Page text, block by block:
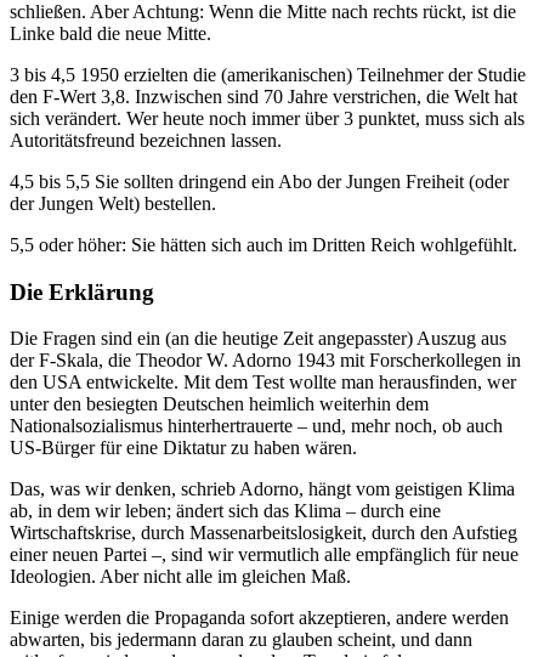
schließen. Aber Achtung: Wenn die Mitte nach rechts rückt, ist die
Linke bald die neue Mitte.
3 bis 4,5 1950 erzielten die (amerikanischen) Teilnehmer der Studie
den F-Wert 3,8. Inzwischen sind 70 Jahre verstrichen, die Welt hat
sich verändert. Wer heute noch immer über 3 punktet, muss sich als
Autoritätsfreund bezeichnen lassen.
4,5 bis 5,5 Sie sollten dringend ein Abo der Jungen Freiheit (oder
der Jungen Welt) bestellen.
5,5 oder höher: Sie hätten sich auch im Dritten Reich wohlgefühlt.
Die Erklärung
Die Fragen sind ein (an die heutige Zeit angepasster) Auszug aus
der F-Skala, die Theodor W. Adorno 1943 mit Forscherkollegen in
den USA entwickelte. Mit dem Test wollte man herausfinden, wer
unter den besiegten Deutschen heimlich weiterhin dem
Nationalsozialismus hinterhertrauerte – und, mehr noch, ob auch
US-Bürger für eine Diktatur zu haben wären.
Das, was wir denken, schrieb Adorno, hängt vom geistigen Klima
ab, in dem wir leben; ändert sich das Klima – durch eine
Wirtschaftskrise, durch Massenarbeitslosigkeit, durch den Aufstieg
einer neuen Partei –, sind wir vermutlich alle empfänglich für neue
Ideologien. Aber nicht alle im gleichen Maß.
Einige werden die Propaganda sofort akzeptieren, andere werden
abwarten, bis jedermann daran zu glauben scheint, und dann